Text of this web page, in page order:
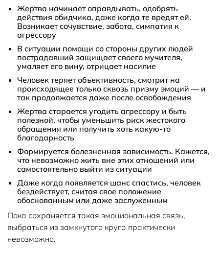
Жертва начинает оправдывать, одобрять
действия обидчика, даже когда те вредят ей.
Возникает сочувствие, забота, симпатия к
агрессору
В ситуации помощи со стороны других людей
пострадавший защищает своего мучителя,
умаляет его вину, отрицает насилие
Человек теряет объективность, смотрит на
происходящее только сквозь призму эмоций — и
так продолжается даже после освобождения
Жертва старается угодить агрессору и быть
полезной, чтобы уменьшить риск жестокого
обращения или получить хоть какую-то
благодарность
Формируется болезненная зависимость. Кажется,
что невозможно жить вне этих отношений или
самостоятельно выйти из ситуации
Даже когда появляется шанс спастись, человек
бездействует, считая свое положение
обоснованным или даже заслуженным
Пока сохраняется такая эмоциональная связь,
выбраться из замкнутого круга практически
невозможно.